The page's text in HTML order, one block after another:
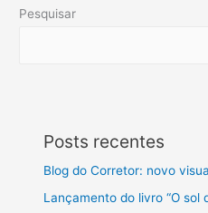
Pesquisar
Posts recentes
Blog do Corretor: novo
Lançamento do livro “O sol